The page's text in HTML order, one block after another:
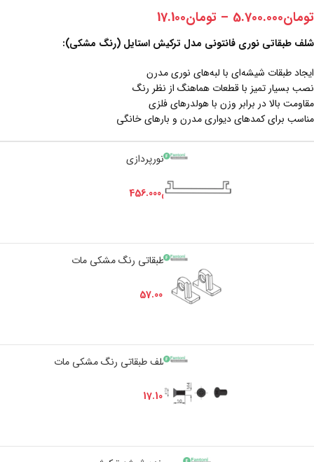
تومان5.700.000
– تومان17.100
شلف طبقاتی نوری فانتونی مدل ترکیش استایل (رنگ مشکی):
ایجاد طبقات شیشه‌ای با لبه‌های نوری مدرن
نصب بسیار تمیز با قطعات هماهنگ از نظر رنگ
مقاومت بالا در برابر وزن با هولدرهای فلزی
مناسب برای کمد‌های دیواری مدرن و بارهای خانگی
تومان480.000تومان456.000
+
تومان60.000تومان 57.000
+
تومان 18.000تومان17.100